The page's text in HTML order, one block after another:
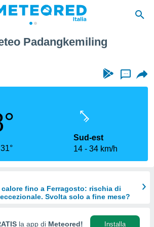
Padangkemiling
...
Sud-est
14
34 km/h
fino a Ferragosto: rischia di
Svolta solo a fine mese?
la app di Meteored! Installa